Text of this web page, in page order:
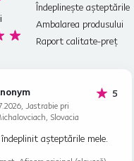
Îndeplinește așteptările
Ambalarea produsului
Raport calitate-preț
Jastrabie pri
Slovacia
5stele
îndeplinit așteptările mele.